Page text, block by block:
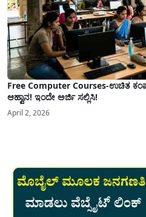
Free Computer Courses-ಉಚಿತ
ಆಹ್ವಾನ! ಇಂದೇ ಅರ್ಜಿ ಸಲ್ಲಿಸಿ!
April 2, 2026